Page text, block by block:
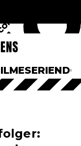
SERIEN